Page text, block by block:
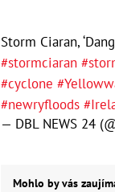
Storm Ciaran,
#stormciaran
#cyclone
#newryfloods
— DBL NEWS 24
Mohlo by vás